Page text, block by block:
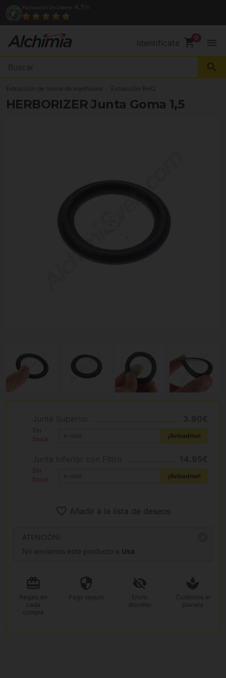
Identifícate shopping_cart menu
search
Extracción de resina de marihuana Extracción BHO
HERBORIZER Junta Goma 1,5
Sin
Stock
¡Avisadme!
Sin
Stock
¡Avisadme!
Añadir a la lista de deseos
ATENCIÓN!
No enviamos este producto a Usa
Regalo en
cada
compra
Pago seguro
Envío
discreto
Cuidemos el
planeta